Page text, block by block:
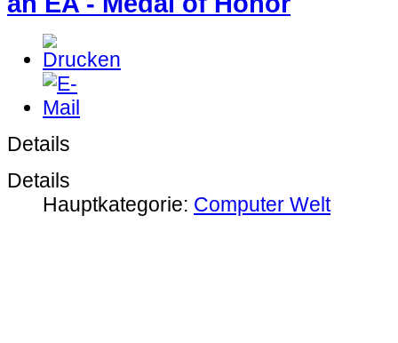
Details
Details
Hauptkategorie: Computer Welt